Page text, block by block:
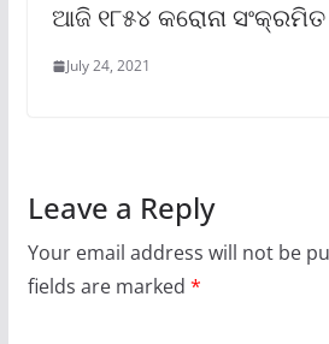
ଆଜି ୧୮୫୪ କରୋନା
July 24, 2021
Leave a Reply
Your email address will not be
fields are marked *